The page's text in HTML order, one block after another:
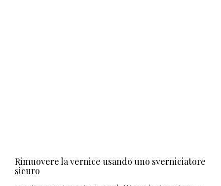
Rimuovere la vernice usando uno sverniciatore
sicuro